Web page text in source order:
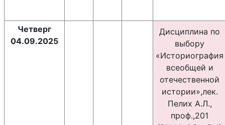
Четверг
04.09.2025
Дисциплина по
выбору
«Историография
всеобщей и
отечественной
истории»,лек.
Пелих А.Л.,
проф.,201